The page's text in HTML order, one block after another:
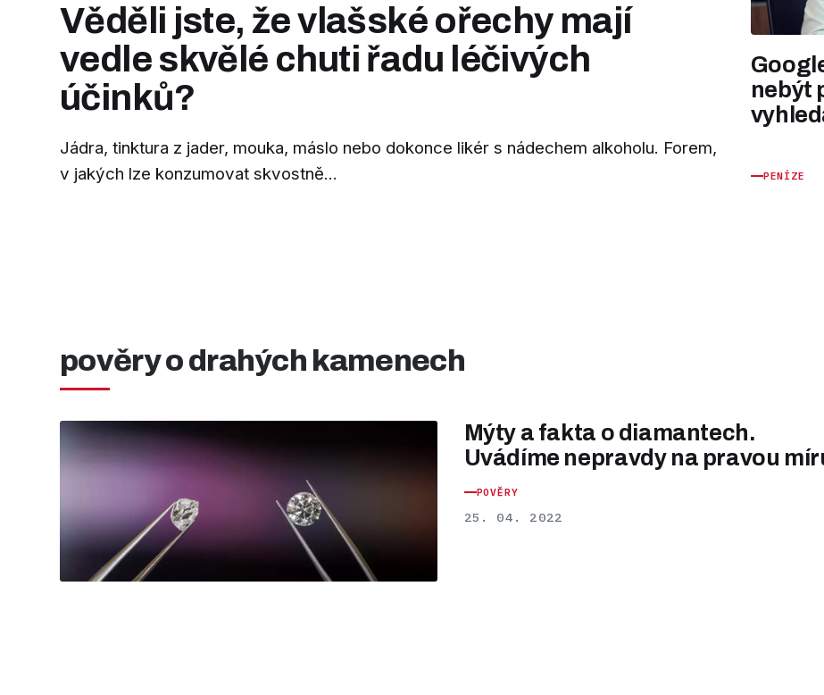
Věděli jste, že vlašské ořechy mají
vedle skvělé chuti řadu léčivých
účinků?
Jádra, tinktura z jader, mouka, máslo nebo dokonce likér s nádechem alkoholu. Forem,
v jakých lze konzumovat skvostně...
nebýt
PENÍZE
pověry o drahých kamenech
Mýty a fakta o diamantech.
Uvádíme nepravdy na pravou
POVĚRY
25. 04. 2022